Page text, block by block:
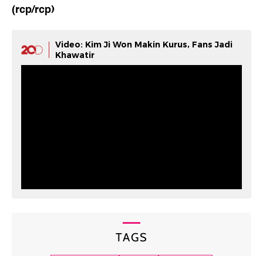
(rcp/rcp)
Video: Kim Ji Won Makin Kurus, Fans Jadi
Khawatir
TAGS